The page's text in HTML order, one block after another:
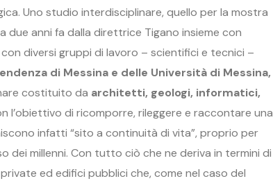
Uno studio interdisciplinare, quello per la mostra
due anni fa dalla direttrice Tigano insieme con
con diversi gruppi di lavoro – scientifici e tecnici –
di Messina e delle Università di Messina,
costituito da architetti, geologi, informatici,
l’obiettivo di ricomporre, rileggere e raccontare una
infatti “sito a continuità di vita”, proprio per
dei millenni. Con tutto ciò che ne deriva in termini di
ed edifici pubblici che, come nel caso del